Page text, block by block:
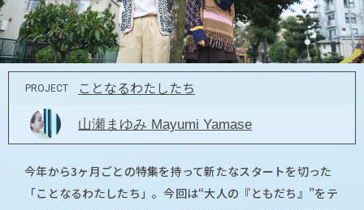
PROJECT ことなるわたしたち
山瀬まゆみ Mayumi Yamase
今年から3ヶ月ごとの特集を持って新たなスタートを切った
「ことなるわたしたち」。今回は“大人の『ともだち』”をテ